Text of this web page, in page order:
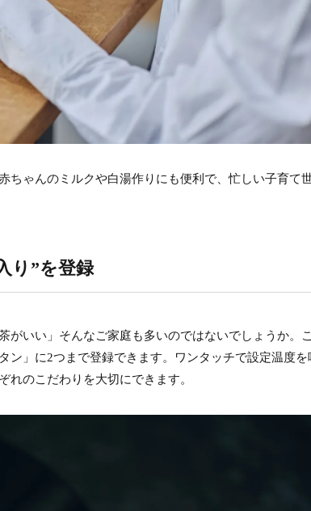
ちゃんのミルクや白湯作りにも便利で、忙しい子育て
り”を登録
がいい」そんなご家庭も多いのではないでしょうか。こ
ン」に2つまで登録できます。ワンタッチで設定温度を
れのこだわりを大切にできます。